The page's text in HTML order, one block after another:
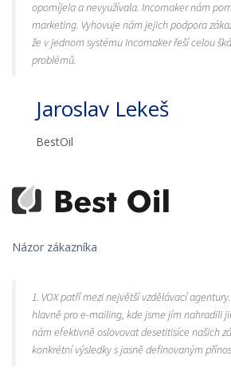
opomíjela a nevyužívala. Incomaker nám
marketing. Vyhovuje nám jejich podpora
že v jednom systému Incomaker řeší celou
problémů.
Jaroslav Lekeš
BestOil
Názor zákazníka
1. VOX patří mezi největší vzdělávací
hlavně pro e-mailing, kde jsme jím nahradili
nám efektivně oslovovat desetitisíce našich
konkrétní výsledky s jasně definovaným